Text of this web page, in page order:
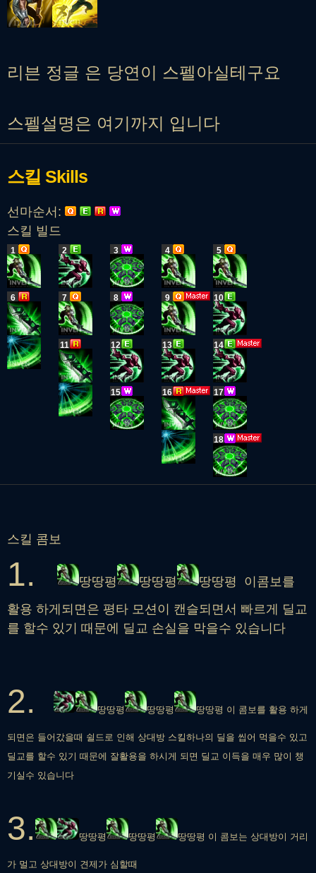
리븐 정글 은 당연이 스펠아실테구요
스펠설명은 여기까지 입니다
스킬 Skills
선마순서:
스킬 빌드
1 2 3 4 5
6 7 8 9 10
11 12 13 14
15 16 17
18
스킬 콤보
1. 땅땅평 땅땅평
땅땅평 이콤보를
활용 하게되면은 평타 모션이 캔슬되면서 빠르게 딜교
를 할수 있기 때문에 딜교 손실을 막을수 있습니다
2. 땅땅평 땅땅평 땅땅평 이 콤보를 활용 하게
되면은 들어갔을때 쉴드로 인해 상대방 스킬하나의 딜을 씹어 먹을수 있고
딜교를 할수 있기 때문에 잘활용을 하시게 되면 딜교 이득을 매우 많이 챙
기실수 있습니다
3. 땅땅평 땅땅평 땅땅평 이 콤보는 상대방이 거리
가 멀고 상대방이 견제가 심할때